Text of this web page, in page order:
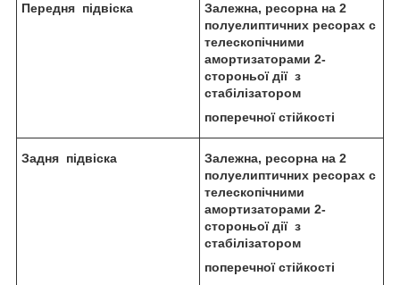
Передня підвіска Залежна, ресорна на 2
полуелиптичних ресорах с
телескопічними
амортизаторами 2-
стороньої дії з
стабілізатором
поперечної стійкості
Задня підвіска Залежна, ресорна на 2
полуелиптичних ресорах с
телескопічними
амортизаторами 2-
стороньої дії з
стабілізатором
поперечної стійкості